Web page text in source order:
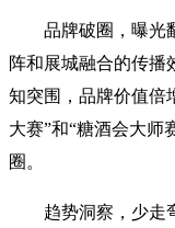
品牌破圈，曝光
阵和展城融合的传播
知突围，品牌价值倍
大赛”和“糖酒会大师
圈。
趋势洞察，少走